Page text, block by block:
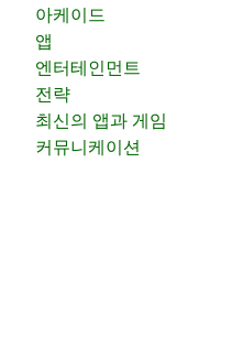
아케이드
앱
엔터테인먼트
전략
최신의 앱과 게임
커뮤니케이션